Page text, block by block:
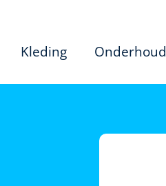
Kleding Onderhoud